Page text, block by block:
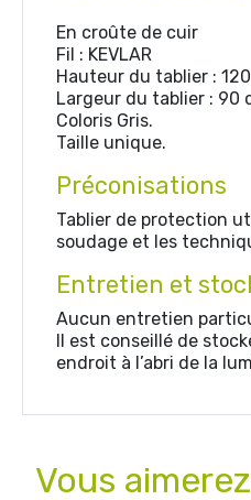
En croûte de cuir
Fil : KEVLAR
Hauteur du tablier :
Largeur du tablier : 90
Coloris Gris.
Taille unique.
Préconisations
Tablier de protection
soudage et les
Entretien et
Aucun entretien
Il est conseillé de
endroit à l’abri de la
Vous